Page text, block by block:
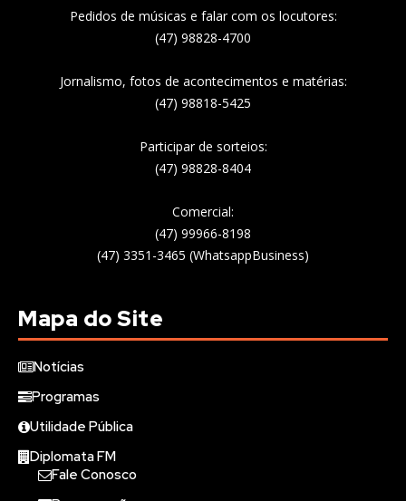
Pedidos de músicas e falar com os locutores:
(47) 98828-4700
Jornalismo, fotos de acontecimentos e matérias:
(47) 98818-5425
Participar de sorteios:
(47) 98828-8404
Comercial:
(47) 99966-8198
(47) 3351-3465 (WhatsappBusiness)
Mapa do Site
Notícias
Programas
Utilidade Pública
Diplomata FM
Fale Conosco